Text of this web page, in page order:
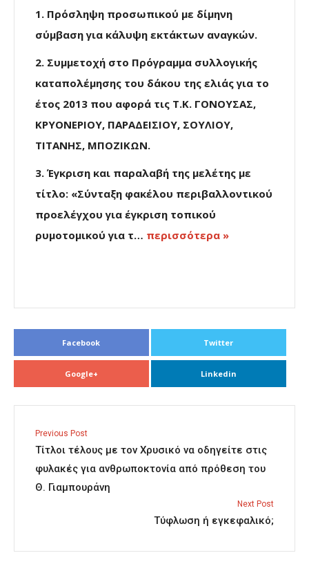
1. Πρόσληψη προσωπικού με δίμηνη
σύμβαση για κάλυψη εκτάκτων αναγκών.
2. Συμμετοχή στο Πρόγραμμα συλλογικής
καταπολέμησης του δάκου της ελιάς για το
έτος 2013 που αφορά τις Τ.Κ. ΓΟΝΟYΣΑΣ,
ΚΡΥΟΝΕΡΙΟΥ, ΠΑΡΑΔΕΙΣΙΟΥ, ΣΟΥΛΙΟΥ,
ΤΙΤΑΝΗΣ, ΜΠΟΖΙΚΩΝ.
3. Έγκριση και παραλαβή της μελέτης με
τίτλο: «Σύνταξη φακέλου περιβαλλοντικού
προελέγχου για έγκριση τοπικού
ρυμοτομικού για τ… περισσότερα »
Facebook Twitter
Google+ Linkedin
Previous Post
Τίτλοι τέλους με τον Χρυσικό να οδηγείτε στις
φυλακές για ανθρωποκτονία από πρόθεση του
Θ. Γιαμπουράνη
Next Post
Τύφλωση ή εγκεφαλικό;